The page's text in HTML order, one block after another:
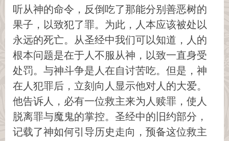
听从神的命令，反倒吃了那能分别善恶树的
果子，以致犯了罪。为此，人本应该被处以
永远的死亡。从圣经中我们可以知道，人的
根本问题是在于人不服从神，以致一直身受
处罚。与神斗争是人在自讨苦吃。但是，神
在人犯罪后，立刻向人显示他对人的大爱。
他告诉人，必有一位救主来为人赎罪，使人
脱离罪与魔鬼的掌控。圣经中的旧约部分，
记载了神如何引导历史走向，预备这位救主